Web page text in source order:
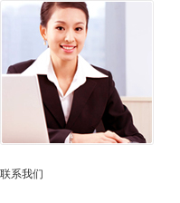
联系我们